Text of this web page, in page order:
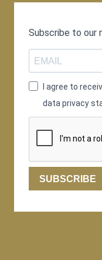
Subscribe to our
I agree to
data privacy
SUBSCRIBE